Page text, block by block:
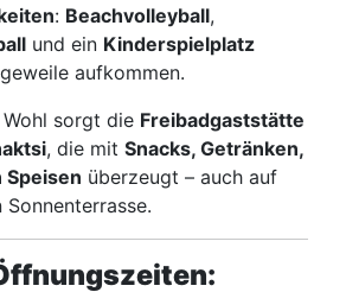
: Beachvolleyball,
und ein Kinderspielplatz
aufkommen.
sorgt die Freibadgaststätte
, die mit Snacks, Getränken,
Speisen überzeugt – auch auf